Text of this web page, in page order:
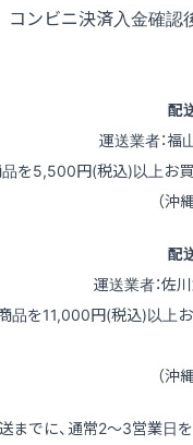
コンビニ決済入金確認
配
運送業者：
品を5,500円(税込)以上お
（沖
配
運送業者：佐
品を11,000円(税込)以上
（沖
までに、通常2～3営業日